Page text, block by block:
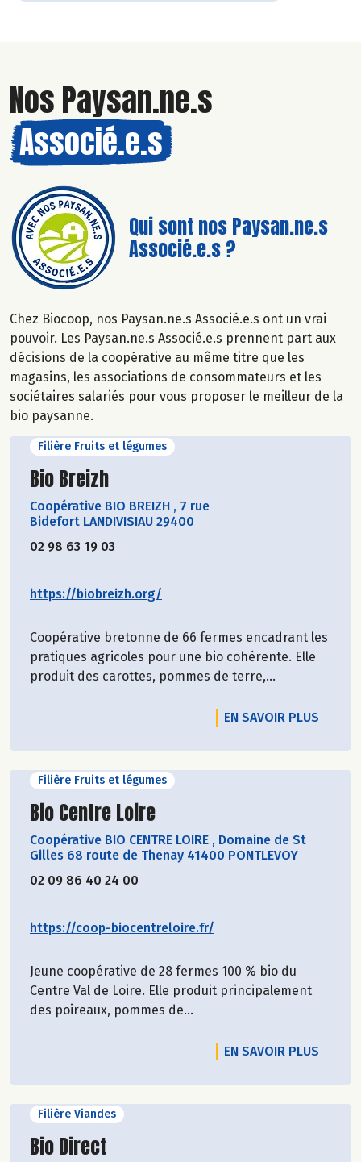
Nos Paysan.ne.s
Associé.e.s
Qui sont nos Paysan.ne.s
Associé.e.s ?
Chez Biocoop, nos Paysan.ne.s Associé.e.s ont un vrai
pouvoir. Les Paysan.ne.s Associé.e.s prennent part aux
décisions de la coopérative au même titre que les
magasins, les associations de consommateurs et les
sociétaires salariés pour vous proposer le meilleur de la
bio paysanne.
Filière Fruits et légumes
Découvrir le producteur
Bio Breizh
Coopérative BIO BREIZH , 7 rue
Bidefort LANDIVISIAU 29400
02 98 63 19 03
https://biobreizh.org/
Coopérative bretonne de 66 fermes encadrant les
pratiques agricoles pour une bio cohérente. Elle
produit des carottes, pommes de terre,...
EN SAVOIR PLUS
Filière Fruits et légumes
Découvrir le producteur
Bio Centre Loire
Coopérative BIO CENTRE LOIRE , Domaine de St
Gilles 68 route de Thenay 41400 PONTLEVOY
02 09 86 40 24 00
https://coop-biocentreloire.fr/
Jeune coopérative de 28 fermes 100 % bio du
Centre Val de Loire. Elle produit principalement
des poireaux, pommes de...
EN SAVOIR PLUS
Filière Viandes
Découvrir le producteur
Bio Direct